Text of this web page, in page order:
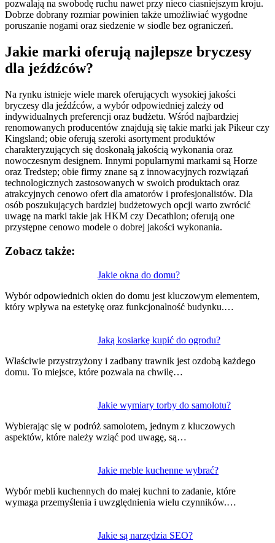
pozwalają na swobodę ruchu nawet przy nieco ciasniejszym kroju.
Dobrze dobrany rozmiar powinien także umożliwiać wygodne
poruszanie nogami oraz siedzenie w siodle bez ograniczeń.
Jakie marki oferują najlepsze bryczesy
dla jeźdźców?
Na rynku istnieje wiele marek oferujących wysokiej jakości
bryczesy dla jeźdźców, a wybór odpowiedniej zależy od
indywidualnych preferencji oraz budżetu. Wśród najbardziej
renomowanych producentów znajdują się takie marki jak Pikeur czy
Kingsland; obie oferują szeroki asortyment produktów
charakteryzujących się doskonałą jakością wykonania oraz
nowoczesnym designem. Innymi popularnymi markami są Horze
oraz Tredstep; obie firmy znane są z innowacyjnych rozwiązań
technologicznych zastosowanych w swoich produktach oraz
atrakcyjnych cenowo ofert dla amatorów i profesjonalistów. Dla
osób poszukujących bardziej budżetowych opcji warto zwrócić
uwagę na marki takie jak HKM czy Decathlon; oferują one
przystępne cenowo modele o dobrej jakości wykonania.
Zobacz także:
Jakie okna do domu?
Wybór odpowiednich okien do domu jest kluczowym elementem,
który wpływa na estetykę oraz funkcjonalność budynku.…
Jaką kosiarkę kupić do ogrodu?
Właściwie przystrzyżony i zadbany trawnik jest ozdobą każdego
domu. To miejsce, które pozwala na chwilę…
Jakie wymiary torby do samolotu?
Wybierając się w podróż samolotem, jednym z kluczowych
aspektów, które należy wziąć pod uwagę, są…
Jakie meble kuchenne wybrać?
Wybór mebli kuchennych do małej kuchni to zadanie, które
wymaga przemyślenia i uwzględnienia wielu czynników.…
Jakie są narzędzia SEO?
wpisu